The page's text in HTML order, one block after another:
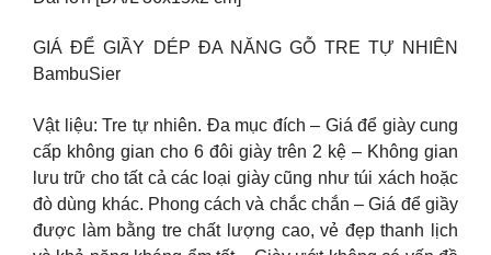
GIÁ ĐỂ GIẦY DÉP ĐA NĂNG GỖ TRE TỰ NHIÊN
BambuSier
Vật liệu: Tre tự nhiên. Đa mục đích – Giá để giày cung
cấp không gian cho 6 đôi giày trên 2 kệ – Không gian
lưu trữ cho tất cả các loại giày cũng như túi xách hoặc
đò dùng khác. Phong cách và chắc chắn – Giá để giầy
được làm bằng tre chất lượng cao, vẻ đẹp thanh lịch